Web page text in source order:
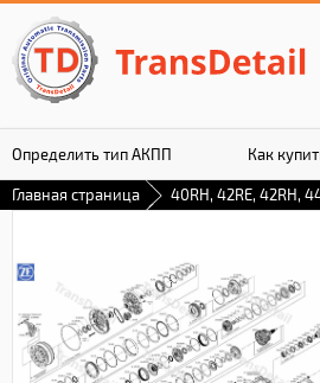
Определить тип АКПП Как
Гарантия
Главная страница 40RH, 42RE, 42RH,